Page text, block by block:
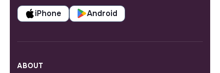
iPhone Android
ABOUT